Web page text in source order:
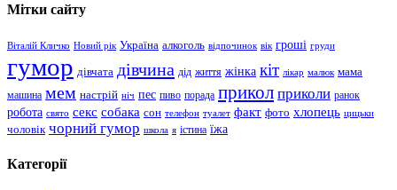
Мітки сайту
Віталій Кличко Новий рік Україна алкоголь відпочинок вік гроші груди
гумор дівчата дівчина дід життя жінка кіт лікар малюк мама
машина мем настрій ніч пес пиво порада прикол приколи ранок
робота свято секс собака сон телефон туалет факт фото хлопець цицьки
чоловік чорний гумор школа я істина їжа
Категорії